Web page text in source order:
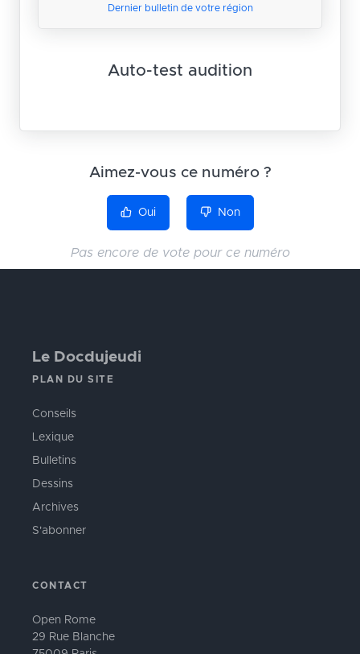
Dernier bulletin de votre région
Auto-test audition
Aimez-vous ce numéro ?
Oui Non
Pas encore de vote pour ce numéro
Le Docdujeudi
PLAN DU SITE
Conseils
Lexique
Bulletins
Dessins
Archives
S'abonner
CONTACT
Open Rome
29 Rue Blanche